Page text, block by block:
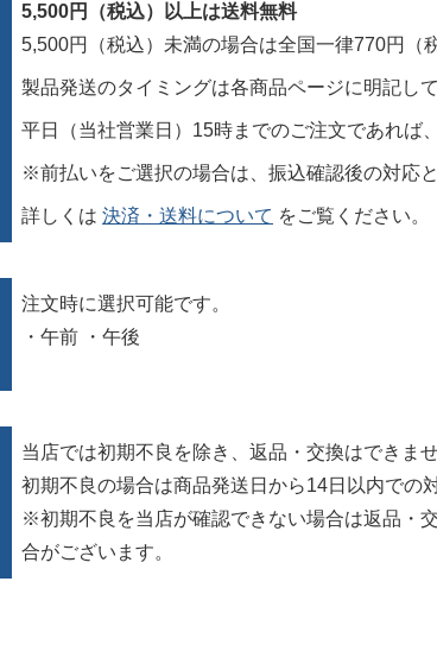
5,500円（税込）以上は送料無料
5,500円（税込）未満の場合は全国一律770円（
製品発送のタイミングは各商品ページに明記し
平日（当社営業日）15時までのご注文であれば
※前払いをご選択の場合は、振込確認後の対応
詳しくは 決済・送料について をご覧ください。
注文時に選択可能です。
・午前 ・午後
当店では初期不良を除き、返品・交換はできませ
初期不良の場合は商品発送日から14日以内での
※初期不良を当店が確認できない場合は返品・
合がございます。